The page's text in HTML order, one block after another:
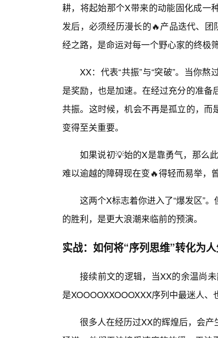
耕，将起始那个X带来的动能固化成一
发后，必须经历漫长的🔥产品迭代、
经之路，是命运对每一个野心家的终极
XX：代表“共振”与“突破”。当你
是奖励，也是加速。在经过充分的准
共振。这时候，机会不再是孤立的，
变得至关重要。
如果说初💡始的X是靠勇气，那么
难以逾越的障碍现在变🔥得轻而易举，
这两个X标志着你进入了“爆发区”
的胜利，是更大浪潮来临前的预演。
实战：如何将“序列思维”转化为
接续前文的逻辑，当XX的余温尚
是XOOOOXXOOOXXX序列中最迷人
很多人在经历过XX的辉煌后，会